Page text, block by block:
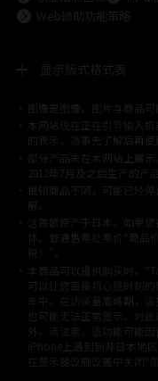
Web辅助功能策略
显示版式格式表
©ダイナミック企画 ©石森プ
© 東映アニメーション
© 東
© 2001永井豪/ダイナミック
© 石森プロ・テレビ朝日・
©ダイナミック企画・東映ア
© DANCOUGA Partner ©カラ
© 2001 石森プロ・テレビ朝日
© Sammy2000©
©バード・スタジオ/集英社
© Sammy© 本宮ひろ志/集英
© SANYO BUSSAN CO.,LTD
©
© BANDAI 2002
© DAITOGIKEN,INC.©
ロ© BANPRESTO
© 大友克洋・マッシュルー
图像是图像。图片与商品可
本网站现在正在引导输入
的表示，请事先了解后再使
部分产品未在本网站上展
2012年7月及之后生产的产品
根销商品不同，可能已经
解。
这首歌原产于日本。如果
体。普通售票处票价“商品
税）”。
本商品可以提供购买时，
可以让您直接将心脏时刻的
车中。在访谈量高峰期，
也可能无法正常显示。对
外，请注意，该功能可能
iPhone上遇到到非日本地
在显示器设施设置中关闭“